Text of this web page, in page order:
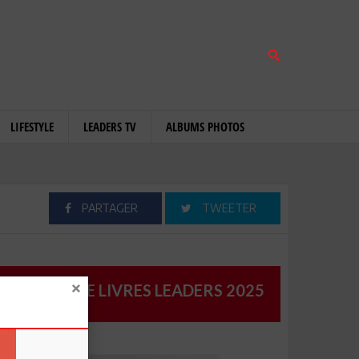
LIFESTYLE LEADERS TV ALBUMS PHOTOS
PARTAGER TWEETER
CATALOGUE LIVRES LEADERS 2025